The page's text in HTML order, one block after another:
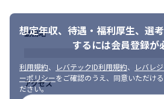
職種や役割にとらわれず、「それは今
か」という視点で行動し、気づいた課
いけることを重視しています。
プンな対話の中で周囲を巻き込み、プ
られる方を歓迎します。
想定年収、待遇・福利厚生、 選
するには会員登録が
利用規約、 レバテックID利用規約、
レバレ
ーポリシーをご確認のうえ、同意いただけ
ださい。
勤務地
アクセス